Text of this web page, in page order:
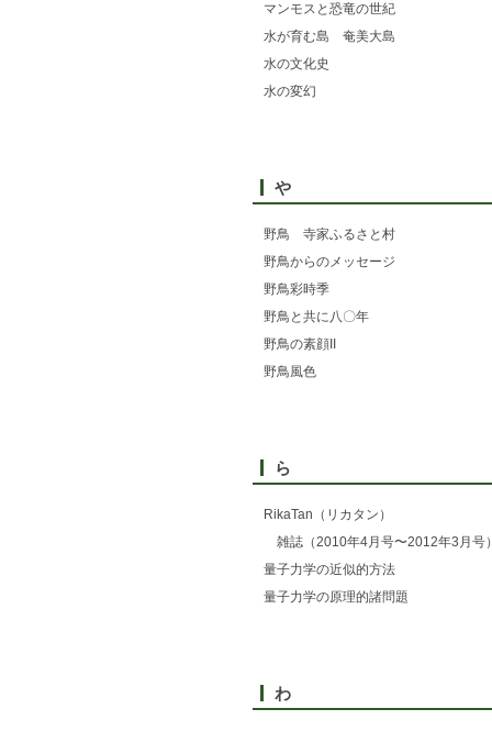
マンモスと恐竜の世紀
水が育む島 奄美大島
水の文化史
水の変幻
や
野鳥 寺家ふるさと村
野鳥からのメッセージ
野鳥彩時季
野鳥と共に八〇年
野鳥の素顔II
野鳥風色
ら
RikaTan（リカタン）
雑誌（2010年4月号〜2012年3月号
量子力学の近似的方法
量子力学の原理的諸問題
わ